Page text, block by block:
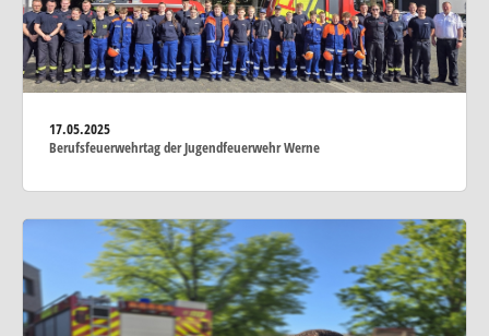
17.05.2025
Berufsfeuerwehrtag der Jugendfeuerwehr Werne